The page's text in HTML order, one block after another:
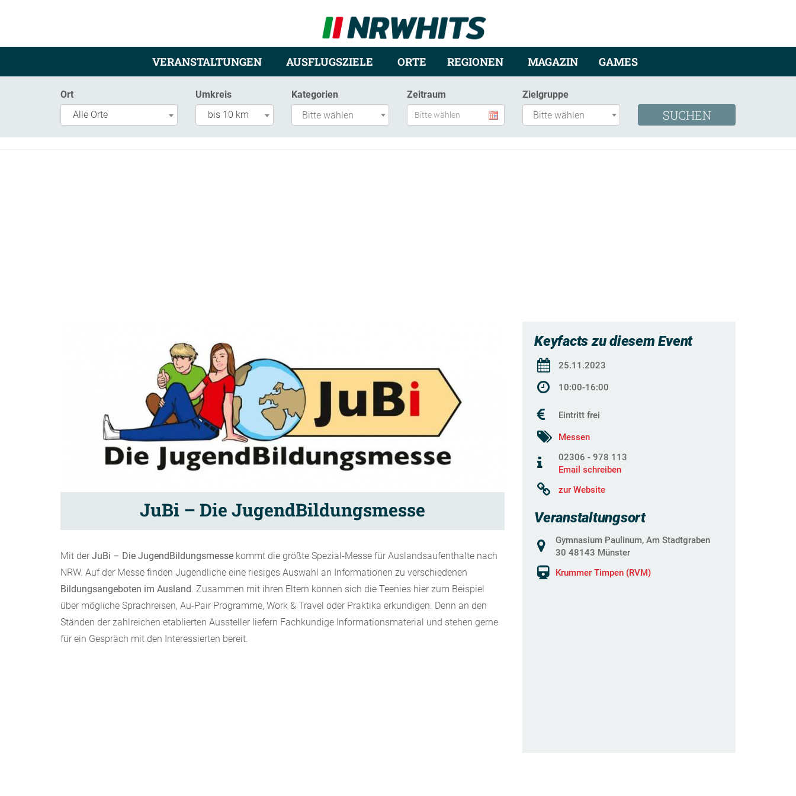
VERANSTALTUNGEN AUSFLUGSZIELE ORTE REGIONEN MAGAZIN GAMES
Ort
Alle Orte
Umkreis
bis 10 km
Kategorien Zeitraum Zielgruppe
JuBi – Die JugendBildungsmesse
Mit der JuBi – Die JugendBildungsmesse kommt die größte Spezial-Messe für Auslandsaufenthalte nach
NRW. Auf der Messe finden Jugendliche eine riesiges Auswahl an Informationen zu verschiedenen
Bildungsangeboten im Ausland. Zusammen mit ihren Eltern können sich die Teenies hier zum Beispiel
über mögliche Sprachreisen, Au-Pair Programme, Work & Travel oder Praktika erkundigen. Denn an den
Ständen der zahlreichen etablierten Aussteller liefern Fachkundige Informationsmaterial und stehen gerne
für ein Gespräch mit den Interessierten bereit.
Keyfacts zu diesem Event
25.11.2023
10:00-16:00
Eintritt frei
Messen
02306 - 978 113
Email schreiben
zur Website
Veranstaltungsort
Gymnasium Paulinum, Am Stadtgraben
30 48143 Münster
Krummer Timpen (RVM)